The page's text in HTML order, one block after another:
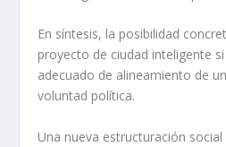
En síntesis, la posibilidad
proyecto de ciudad inteligente
adecuado de alineamiento de
voluntad política.
Una nueva estructuración